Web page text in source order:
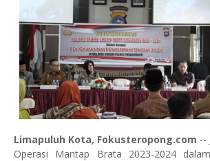
Limapuluh Kota, Fokusteropong.com --
Operasi Mantap Brata 2023-2024